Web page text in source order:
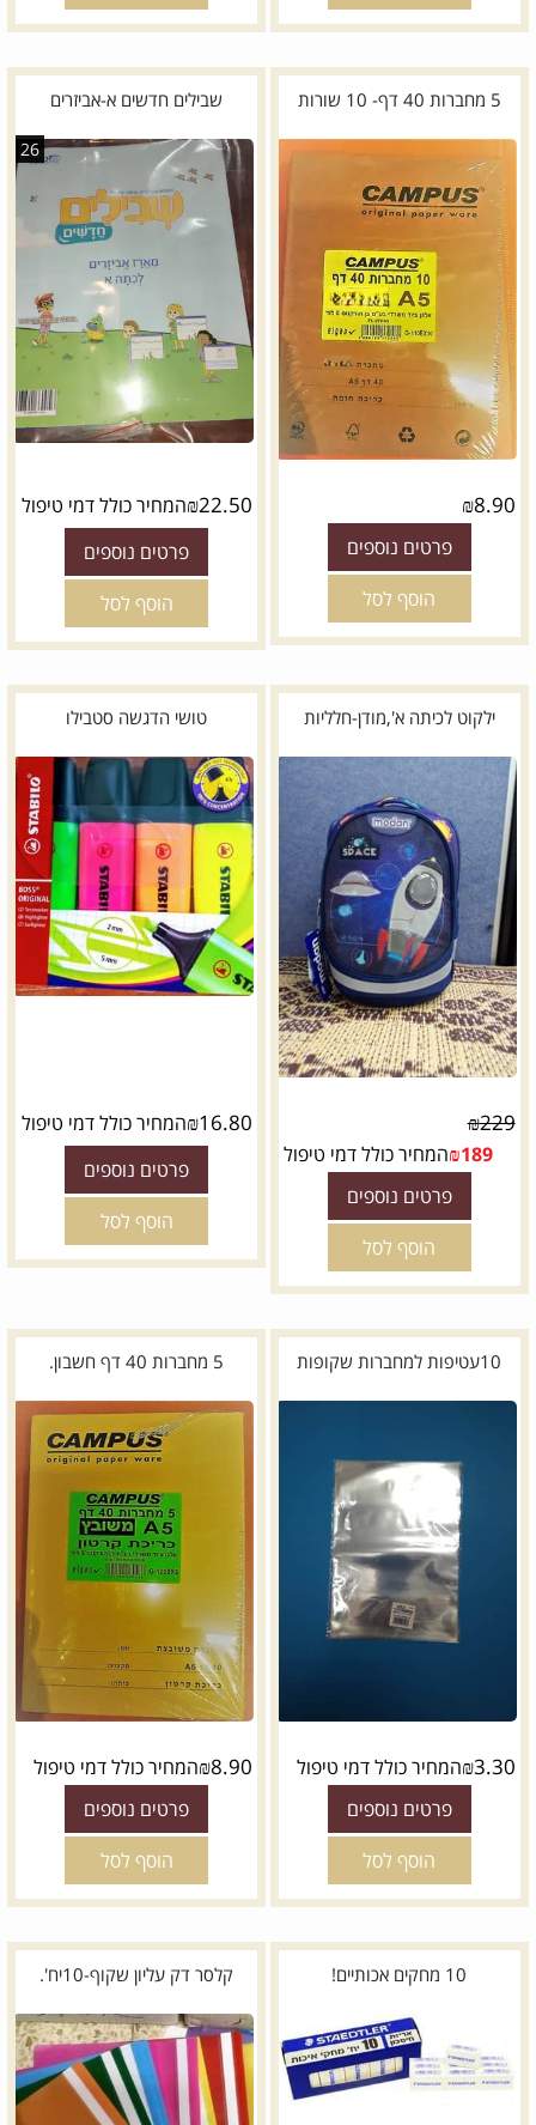
5 מחברות 40 דף- 10 שורות
₪8.90
פרטים נוספים
הוסף לסל
שבילים חדשים א-אביזרים
26
₪22.50 המחיר כולל דמי טיפול
פרטים נוספים
הוסף לסל
ילקוט לכיתה א',מודן-חלליות
₪229
₪189 המחיר כולל דמי טיפול
פרטים נוספים
הוסף לסל
טושי הדגשה סטבילו
₪16.80 המחיר כולל דמי טיפול
פרטים נוספים
הוסף לסל
10עטיפות למחברות שקופות
₪3.30 המחיר כולל דמי טיפול
פרטים נוספים
הוסף לסל
5 מחברות 40 דף חשבון.
₪8.90 המחיר כולל דמי טיפול
פרטים נוספים
הוסף לסל
10 מחקים אכותיים! קלסר דק עליון שקוף-10יח'.